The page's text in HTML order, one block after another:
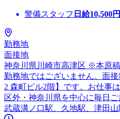
警備スタッフ 日給10,500
勤務地
面接地
神奈川県川崎市高津区 ※本原
勤務地ではございません。面
2 森町ビル2階】です。お仕事
区外・神奈川県を中心に毎日ご
武蔵溝ノ口駅、久地駅、津田山